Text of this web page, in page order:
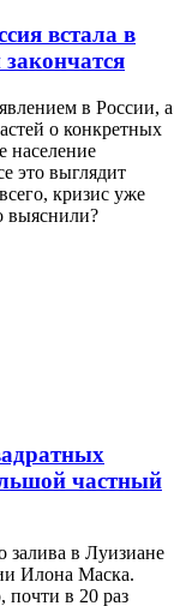
встала в
в России, а
о конкретных
население
это выглядит
кризис уже
выяснили?
частный
залива в Луизиане
Илона Маска.
почти в 20 раз